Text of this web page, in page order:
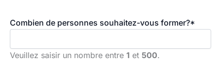
Combien de personnes souhaitez-vous former?*
Veuillez saisir un nombre entre 1 et 500.